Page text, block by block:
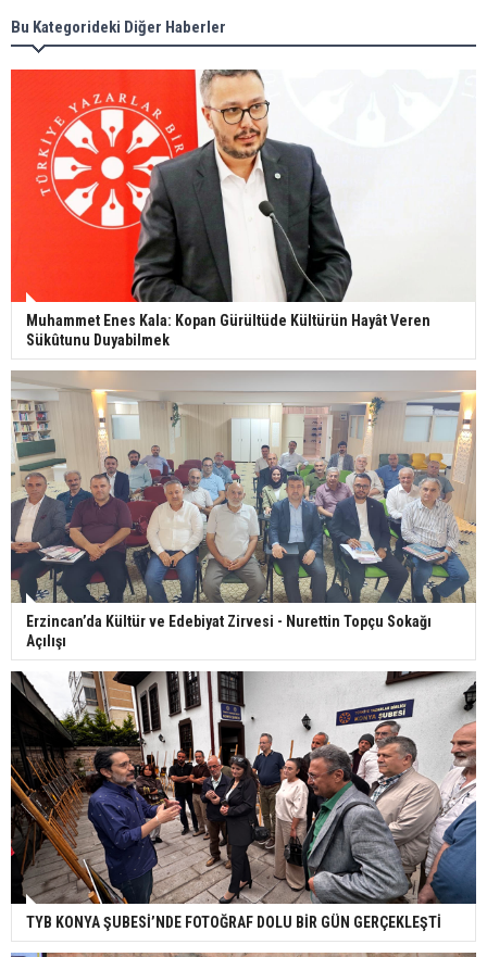
Bu Kategorideki Diğer Haberler
Muhammet Enes Kala: Kopan Gürültüde Kültürün Hayât Veren
Sükûtunu Duyabilmek
Erzincan’da Kültür ve Edebiyat Zirvesi - Nurettin Topçu Sokağı
Açılışı
TYB KONYA ŞUBESİ’NDE FOTOĞRAF DOLU BİR GÜN GERÇEKLEŞTİ